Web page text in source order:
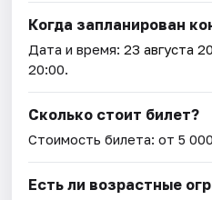
Когда запланирован
Дата и время:23 августа
20:00.
Сколько стоит билет?
Стоимость билета: от 5
Есть ли возрастные